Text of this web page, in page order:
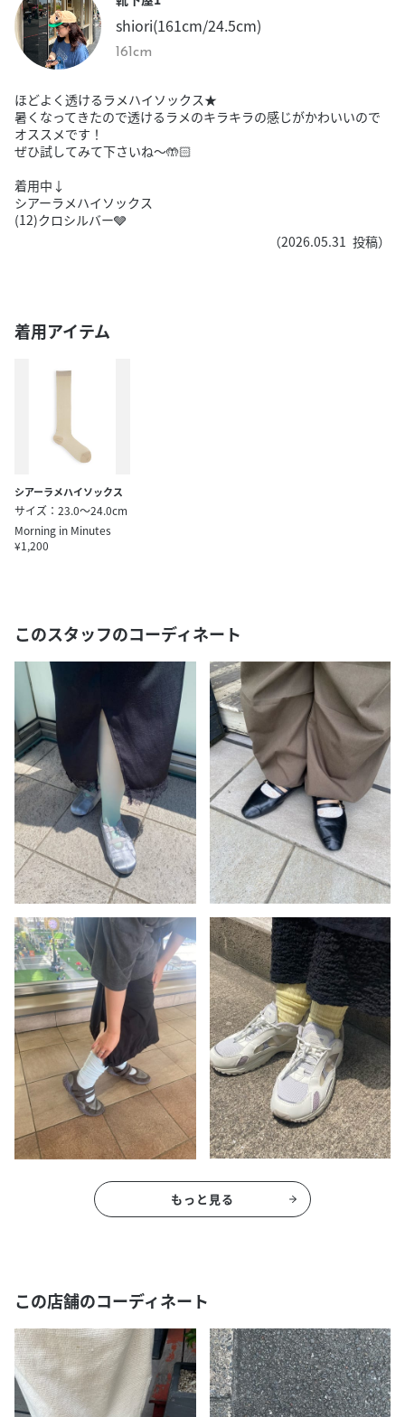
shiori(161cm/24.5cm)
161cm
ほどよく透けるラメハイソックス★
暑くなってきたので透けるラメのキラキラの感じがかわいいので
オススメです！
ぜひ試してみて下さいね〜🤲🏻
着用中↓
シアーラメハイソックス
(12)クロシルバー🩶
（2026.05.31 投稿）
着用アイテム
シアーラメハイソックス
サイズ：23.0～24.0cm
Morning in Minutes
¥1,200
このスタッフのコーディネート
もっと見る
この店舗のコーディネート